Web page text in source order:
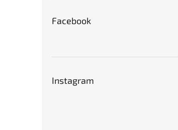
Facebook
Instagram